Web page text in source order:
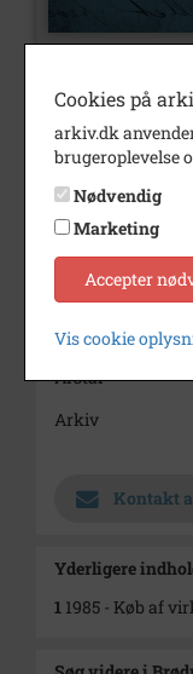
Nummer
Type
Beskrivelse
Bemærkning
Årstal
Arkiv
Kontakt
Yderligere
1 1985 - Køb af
Cookies på
arkiv.dk
brugeroplevelse
Nødvendig
Marketing
Accepter
Vis cookie